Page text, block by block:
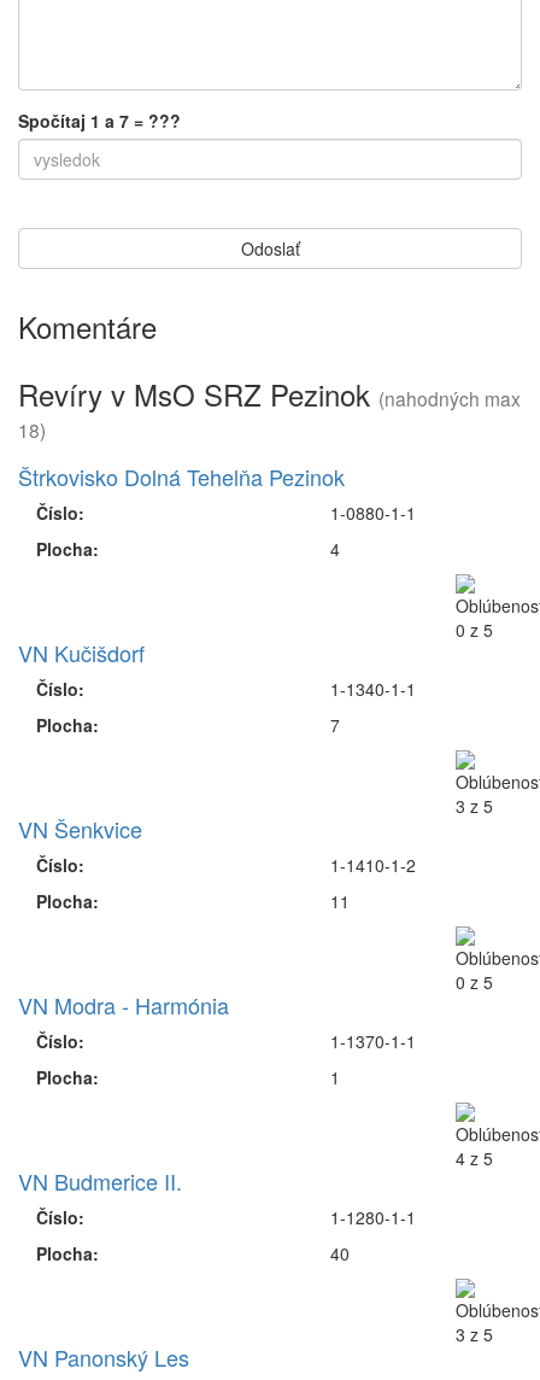
Spočítaj 1 a 7 = ???
Komentáre
Revíry v MsO SRZ Pezinok (nahodných max
18)
Štrkovisko Dolná Tehelňa Pezinok
Číslo:
Plocha:
1-0880-1-1
4
VN Kučišdorf
Číslo:
Plocha:
1-1340-1-1
7
VN Šenkvice
Číslo:
Plocha:
1-1410-1-2
11
VN Modra - Harmónia
Číslo:
Plocha:
1-1370-1-1
1
VN Budmerice II.
Číslo:
Plocha:
1-1280-1-1
40
VN Panonský Les